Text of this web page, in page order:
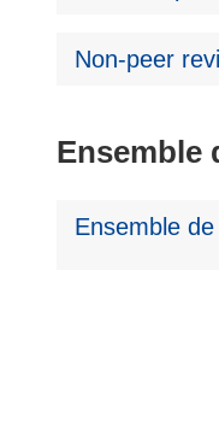
Non-peer
Ensemble
Ensemble